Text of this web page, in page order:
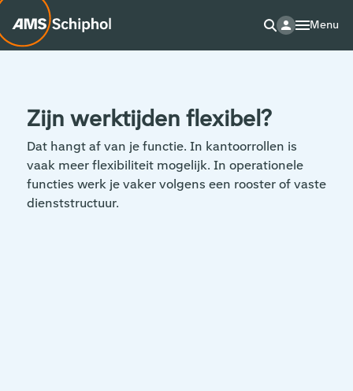
Menu
Zijn werktijden flexibel?
Dat hangt af van je functie. In kantoorrollen is
vaak meer flexibiliteit mogelijk. In operationele
functies werk je vaker volgens een rooster of vaste
dienststructuur.